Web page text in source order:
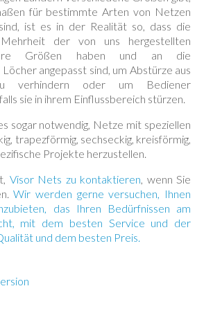
für bestimmte Arten von Netzen
ist es in der Realität so, dass die
Mehrheit der von uns hergestellten
Größen haben und an die
angepasst sind, um Abstürze aus
verhindern oder um Bediener
sie in ihrem Einflussbereich stürzen.
sogar notwendig, Netze mit speziellen
trapezförmig, sechseckig, kreisförmig,
Projekte herzustellen.
Visor Nets zu kontaktieren, wenn Sie
Wir werden gerne versuchen, Ihnen
das Ihren Bedürfnissen am
mit dem besten Service und der
und dem besten Preis.